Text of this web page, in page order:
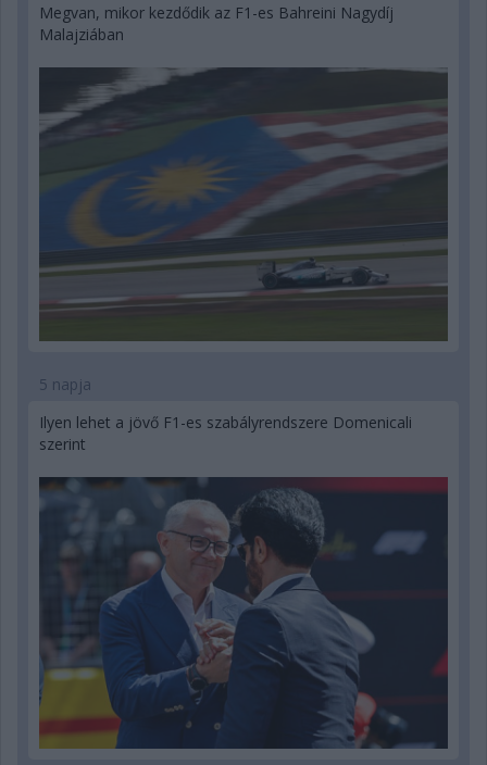
Megvan, mikor kezdődik az F1-es Bahreini Nagydíj
Malajziában
5 napja
Ilyen lehet a jövő F1-es szabályrendszere Domenicali
szerint